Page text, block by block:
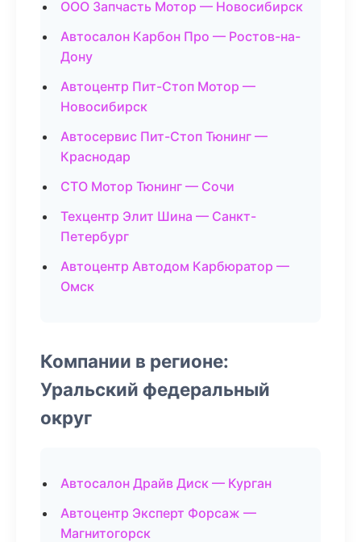
ООО Запчасть Мотор — Новосибирск
Автосалон Карбон Про — Ростов-на-
Дону
Автоцентр Пит-Стоп Мотор —
Новосибирск
Автосервис Пит-Стоп Тюнинг —
Краснодар
СТО Мотор Тюнинг — Сочи
Техцентр Элит Шина — Санкт-
Петербург
Автоцентр Автодом Карбюратор —
Омск
Компании в регионе:
Уральский федеральный
округ
Автосалон Драйв Диск — Курган
Автоцентр Эксперт Форсаж —
Магнитогорск